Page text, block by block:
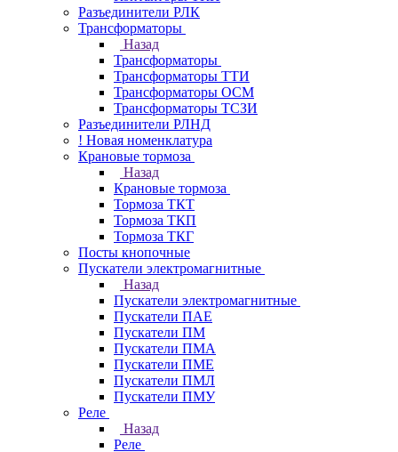
Разъединители РЛК
Трансформаторы
Назад
Трансформаторы
Трансформаторы ТТИ
Трансформаторы ОСМ
Трансформаторы ТСЗИ
Разъединители РЛНД
! Новая номенклатура
Крановые тормоза
Назад
Крановые тормоза
Тормоза ТКТ
Тормоза ТКП
Тормоза ТКГ
Посты кнопочные
Пускатели электромагнитные
Назад
Пускатели электромагнитные
Пускатели ПАЕ
Пускатели ПМ
Пускатели ПМА
Пускатели ПМЕ
Пускатели ПМЛ
Пускатели ПМУ
Реле
Назад
Реле